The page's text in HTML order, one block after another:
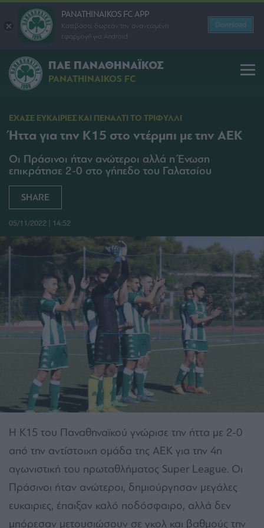
PANATHINAIKOS FC APP
Κατεβάστε δωρεάν την ανανεωμένη
εφαρμογή για Android
Download
ΠΑΕ ΠΑΝΑΘΗΝΑΪΚΟΣ
PANATHINAIKOS FC
ΕΧΑΣΕ ΕΥΚΑΙΡΙΕΣ ΚΑΙ ΠΕΝΑΛΤΙ ΤΟ ΤΡΙΦΥΛΛΙ
Ήττα για την Κ15 στο ντέρμπι με την ΑΕΚ
Οι Πράσινοι ήταν ανώτεροι αλλά η Ένωση
επικράτησε 2-0 στο γήπεδο του Γαλατσίου
SHARE
05/11/2022 | 14:52
Η Κ15 του Παναθηναϊκού γνώρισε την ήττα με 2-0
από την αντίστοιχη ομάδα της ΑΕΚ για την 4η
αγωνιστική του πρωταθλήματος Super League. Οι
Πράσινοι ήταν ανώτεροι, δημιούργησαν μεγάλες
ευκαιριες, έπαιξαν καλό ποδόσφαιρο, αλλά δεν
μπόρεσαν μετουσιώσουν σε γκολ και βαθμούς την